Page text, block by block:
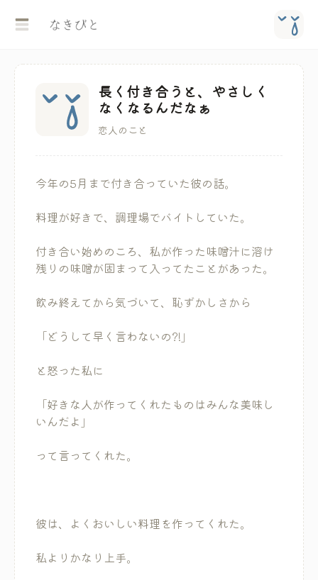
長く付き合うと、やさしく
なくなるんだなぁ
恋人のこと
今年の5月まで付き合っていた彼の話。
料理が好きで、調理場でバイトしていた。
付き合い始めのころ、私が作った味噌汁に溶け
残りの味噌が固まって入ってたことがあった。
飲み終えてから気づいて、恥ずかしさから
「どうして早く言わないの?!」
と怒った私に
「好きな人が作ってくれたものはみんな美味し
いんだよ」
って言ってくれた。
彼は、よくおいしい料理を作ってくれた。
私よりかなり上手。